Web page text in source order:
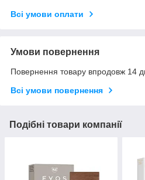
Всі умови оплати
Умови повернення
Повернення товару впродовж 14
Всі умови повернення
Подібні товари компанії